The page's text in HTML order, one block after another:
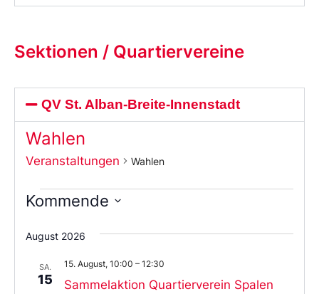
Sektionen / Quartiervereine
QV St. Alban-Breite-Innenstadt
Wahlen
Veranstaltungen Wahlen
Kommende
Sie
das
aus.
August 2026
SA.
15 Sammelaktion Quartierverein Spalen
15. August, 10:00 – 12:30